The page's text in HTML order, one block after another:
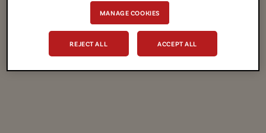
MANAGE COOKIES
REJECT ALL ACCEPT ALL